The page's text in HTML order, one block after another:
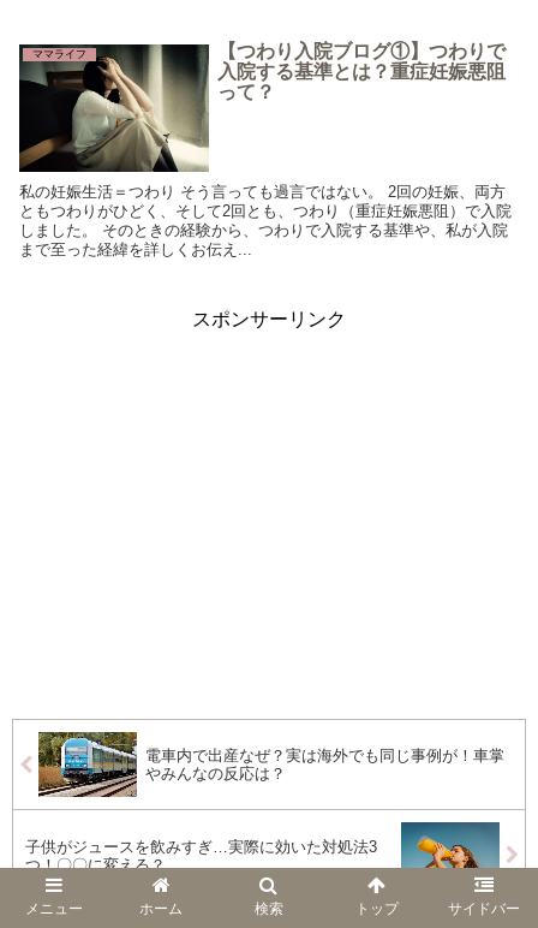
ママライフ
【つわり入院ブログ①】つわりで
入院する基準とは？重症妊娠悪阻
って？
私の妊娠生活＝つわり そう言っても過言ではない。 2回の妊娠、両方
ともつわりがひどく、そして2回とも、つわり（重症妊娠悪阻）で入院
しました。 そのときの経験から、つわりで入院する基準や、私が入院
まで至った経緯を詳しくお伝え...
スポンサーリンク
電車内で出産なぜ？実は海外でも同じ事例が！車掌
やみんなの反応は？
子供がジュースを飲みすぎ…実際に効いた対処法3
つ！〇〇に変える？
メニュー ホーム 検索 トップ サイドバー